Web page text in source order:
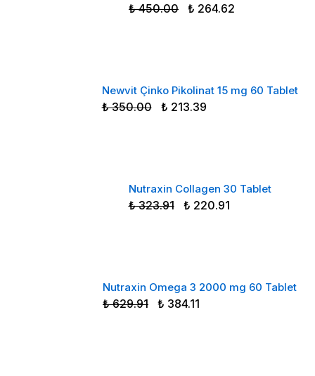
₺ 450.00 ₺ 264.62
Newvit Çinko Pikolinat 15 mg 60 Tablet
₺ 350.00 ₺ 213.39
Nutraxin Collagen 30 Tablet
₺ 323.91 ₺ 220.91
Nutraxin Omega 3 2000 mg 60 Tablet
₺ 629.91 ₺ 384.11